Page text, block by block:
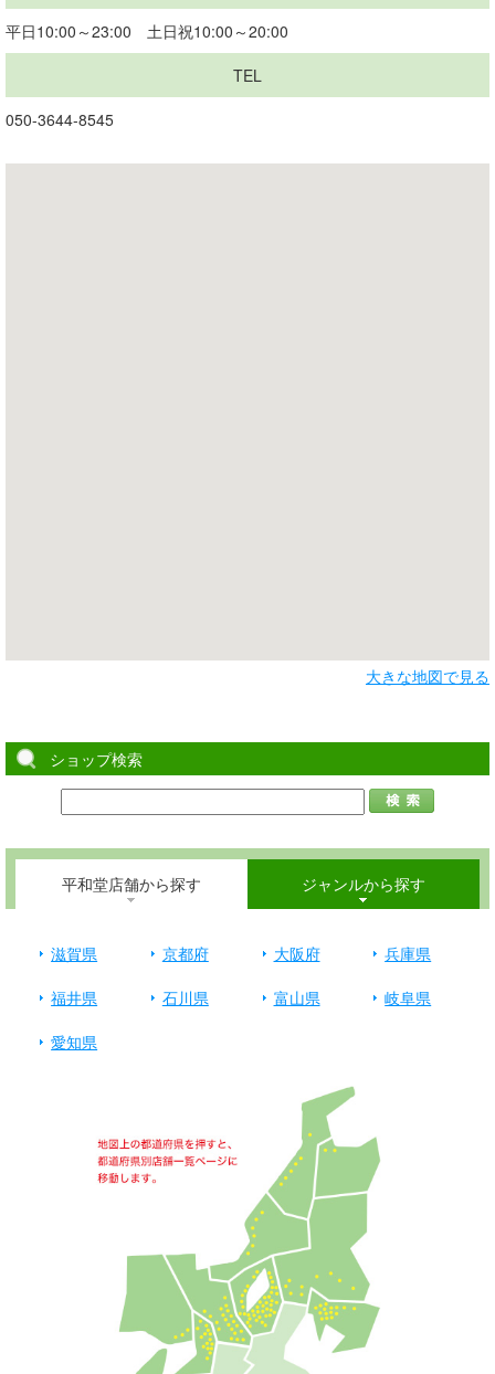
平日10:00～23:00 土日祝10:00～20:00
TEL
050-3644-8545
大きな地図で見る
ショップ検索
平和堂店舗から探す ジャンルから探す
滋賀県 京都府 大阪府
兵庫県
福井県
石川県 富山県
岐阜県
愛知県